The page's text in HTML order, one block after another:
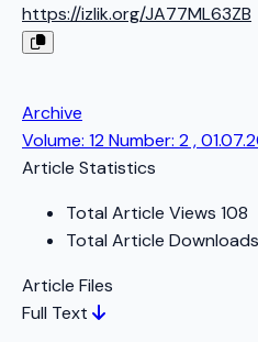
https://izlik.org/JA77ML63ZB
Archive
Volume: 12 Number: 2 ,
Article Statistics
Total Article Views 108
Total Article Downloads
Article Files
Full Text